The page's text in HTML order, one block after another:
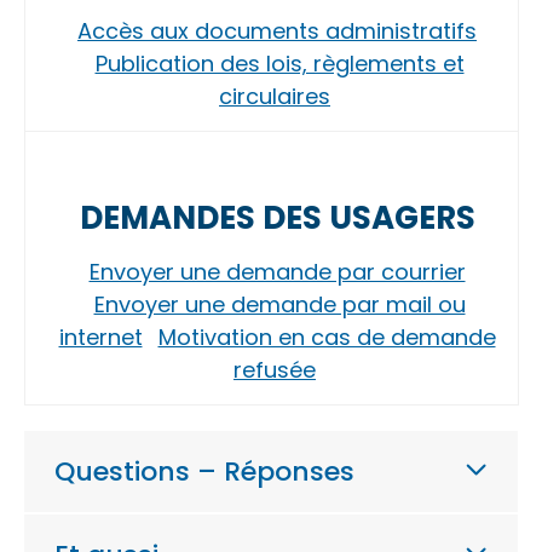
Accès aux documents administratifs
Publication des lois, règlements et
circulaires
DEMANDES DES USAGERS
Envoyer une demande par courrier
Envoyer une demande par mail ou
internet Motivation en cas de demande
refusée
Questions – Réponses